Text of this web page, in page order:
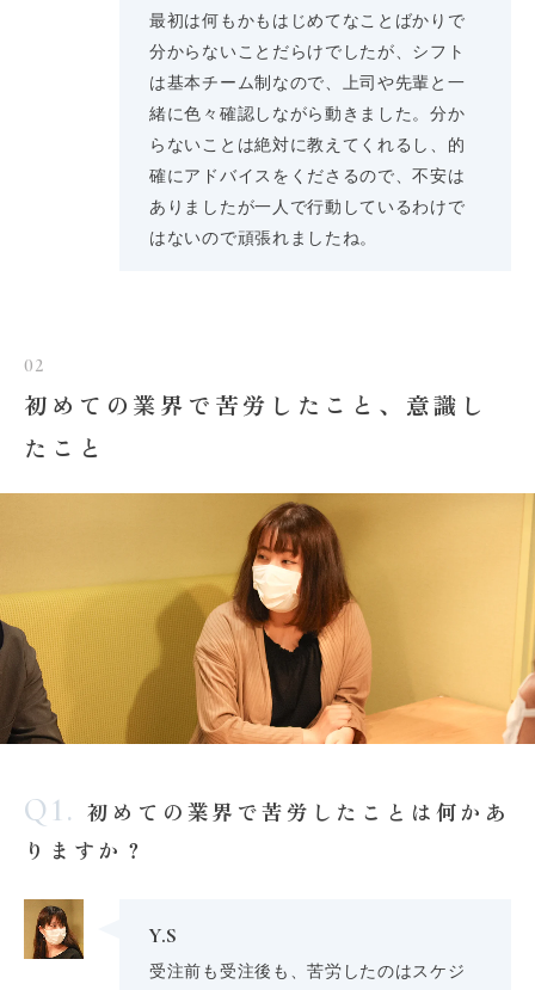
最初は何もかもはじめてなことばかりで
分からないことだらけでしたが、シフト
は基本チーム制なので、上司や先輩と一
緒に色々確認しながら動きました。分か
らないことは絶対に教えてくれるし、的
確にアドバイスをくださるので、不安は
ありましたが一人で行動しているわけで
はないので頑張れましたね。
02
初めての業界で苦労したこと、意識し
たこと
Q1. 初めての業界で苦労したことは何かあ
りますか？
Y.S
受注前も受注後も、苦労したのはスケジ